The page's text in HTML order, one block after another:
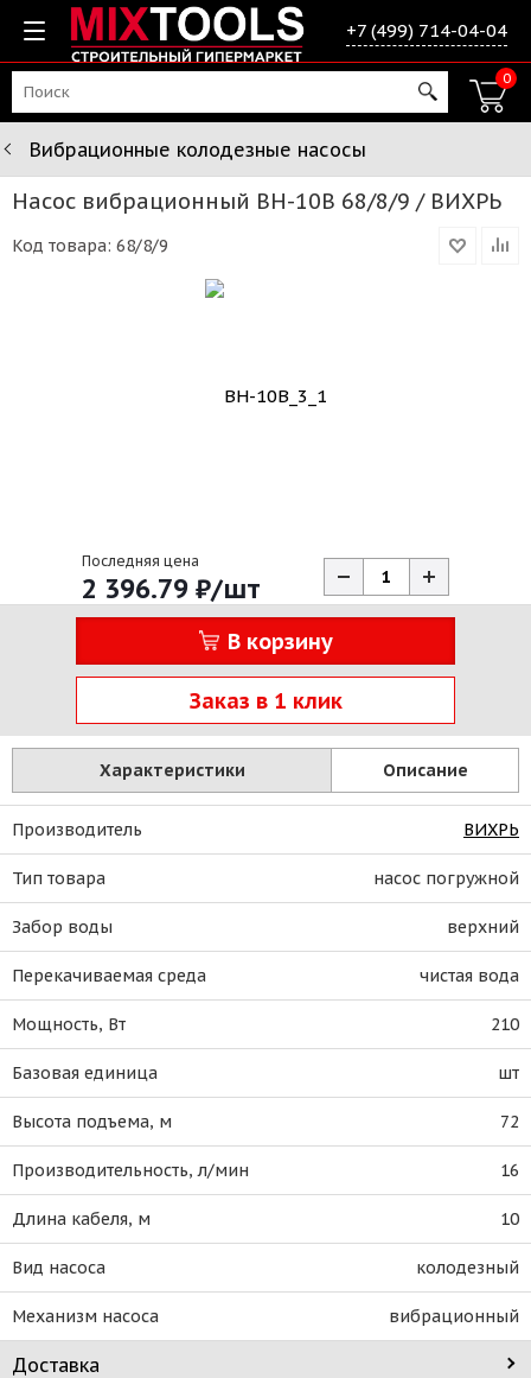
+7 (499) 714-04-04
0
Вибрационные колодезные насосы
Насос вибрационный ВН-10В 68/8/9 / ВИХРЬ
Код товара: 68/8/9
Последняя цена
2 396.79 ₽/шт
В корзину
Заказ в 1 клик
Характеристики Описание
Производитель ВИХРЬ
Тип товара насос погружной
Забор воды верхний
Перекачиваемая среда чистая вода
Мощность, Вт 210
Базовая единица шт
Высота подъема, м 72
Производительность, л/мин 16
Длина кабеля, м 10
Вид насоса колодезный
Механизм насоса вибрационный
Доставка